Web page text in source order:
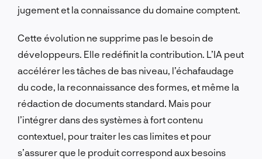
jugement et la connaissance du domaine comptent.
Cette évolution ne supprime pas le besoin de
développeurs. Elle redéfinit la contribution. L’IA peut
accélérer les tâches de bas niveau, l’échafaudage
du code, la reconnaissance des formes, et même la
rédaction de documents standard. Mais pour
l’intégrer dans des systèmes à fort contenu
contextuel, pour traiter les cas limites et pour
s’assurer que le produit correspond aux besoins